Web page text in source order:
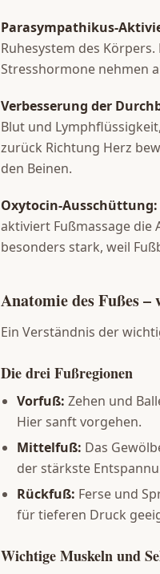
Parasympathikus-
Ruhesystem des
Stresshormone nehmen
Verbesserung der
Blut und
zurück Richtung Herz
den Beinen.
Oxytocin-Ausschüttung:
aktiviert Fußmassage die
besonders stark, weil
Anatomie des Fußes –
Ein Verständnis der
Die drei Fußregionen
Vorfuß: Zehen und
Hier sanft vorgehen.
Mittelfuß: Das
der stärkste
Rückfuß: Ferse und
für tieferen Druck
Wichtige Muskeln und